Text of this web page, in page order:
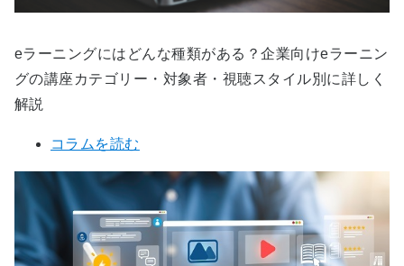
eラーニングにはどんな種類がある？企業向けeラーニン
グの講座カテゴリー・対象者・視聴スタイル別に詳しく
解説
コラムを読む